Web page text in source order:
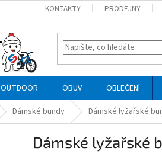
KONTAKTY PRODEJNY
OUTDOOR OBUV OBLEČENÍ
Dámské bundy Dámské lyžařské
Dámské lyžařské